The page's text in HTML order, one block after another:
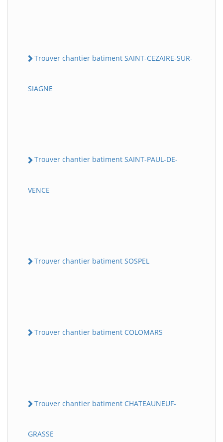
Trouver chantier batiment SAINT-CEZAIRE-SUR-
SIAGNE
Trouver chantier batiment SAINT-PAUL-DE-
VENCE
Trouver chantier batiment SOSPEL
Trouver chantier batiment COLOMARS
Trouver chantier batiment CHATEAUNEUF-
GRASSE